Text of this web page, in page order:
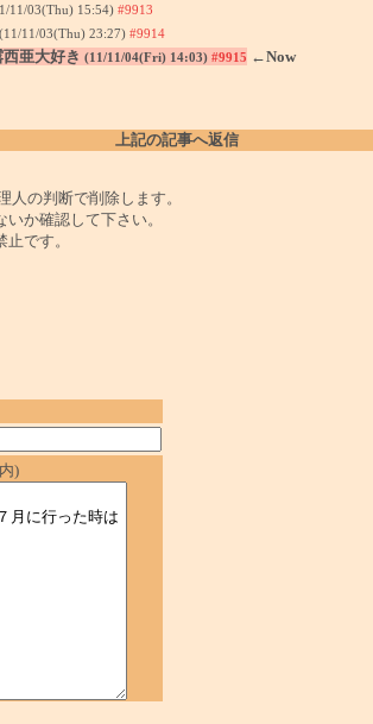
11/03(Thu) 15:54) #9913
(11/11/03(Thu) 23:27) #9914
亜大好き (11/11/04(Fri) 14:03) #9915 ←Now
上記の記事へ返信
の判断で削除します。
か確認して下さい。
です。
)